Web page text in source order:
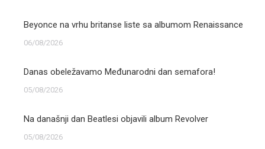
Beyonce na vrhu britanse liste sa albumom Renaissance
06/08/2026
Danas obeležavamo Međunarodni dan semafora!
05/08/2026
Na današnji dan Beatlesi objavili album Revolver
05/08/2026